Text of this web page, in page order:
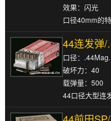
效果：闪光
口径40mm的
44连发弹/
口径：.44Mag.
破坏力：40
载弹量：500
44口径大型连